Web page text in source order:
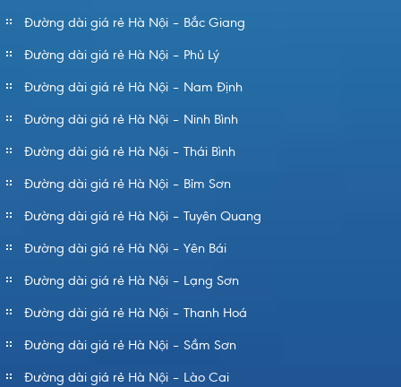
Đường dài giá rẻ Hà Nội – Bắc Giang
Đường dài giá rẻ Hà Nội – Phủ Lý
Đường dài giá rẻ Hà Nội – Nam Định
Đường dài giá rẻ Hà Nội – Ninh Bình
Đường dài giá rẻ Hà Nội – Thái Bình
Đường dài giá rẻ Hà Nội – Bỉm Sơn
Đường dài giá rẻ Hà Nội – Tuyên Quang
Đường dài giá rẻ Hà Nội – Yên Bái
Đường dài giá rẻ Hà Nội – Lạng Sơn
Đường dài giá rẻ Hà Nội – Thanh Hoá
Đường dài giá rẻ Hà Nội – Sầm Sơn
Đường dài giá rẻ Hà Nội – Lào Cai